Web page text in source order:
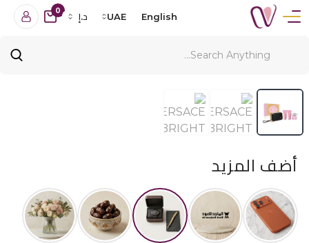
English
UAE د.إ
0
أضف المزيد